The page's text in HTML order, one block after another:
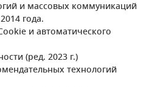
и массовых коммуникаций
года.
и автоматического
(ред. 2023 г.)
технологий